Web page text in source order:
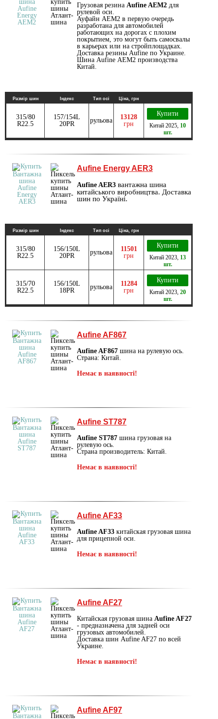
Грузовая резина Aufine AEM2 для
рулевой оси.
Ауфайн АЕМ2 в первую очередь
разработана для автомобилей
работающих на дорогах с плохим
покрытием, это могут быть самосвалы
в карьерах или на стройплощадках.
Доставка резины Aufine по Украине.
Шина Aufine АEM2 производства
Китай.
Размір шин Індекс Тип осі Ціна, грн
315/80
R22.5
157/154L
20PR
рульова
13128
грн
Купити
Китай 2025 10
шт.
Aufine Energy AER3
Aufine AER3 вантажна шина
китайського виробництва. Доставка
шин по Україні.
Размір шин Індекс Тип осі Ціна, грн
315/80
R22.5
156/150L
20PR
рульова
11501
грн
Купити
Китай 2023 13
шт.
315/70
R22.5
156/150L
18PR
рульова
11284
грн
Купити
Китай 2023 20
шт.
Aufine AF867
Aufine AF867 шина на рулевую ось.
Страна: Китай.
Немає в наявності!
Aufine ST787
Aufine ST787 шина грузовая на
рулевую ось.
Страна производитель: Китай.
Немає в наявності!
Aufine AF33
Aufine AF33 китайская грузовая шина
для прицепной оси.
Немає в наявності!
Aufine AF27
Китайская грузовая шина Aufine AF27
- предназначена для задней оси
грузовых автомобилей.
Доставка шин Aufine AF27 по всей
Украине.
Немає в наявності!
Aufine AF97